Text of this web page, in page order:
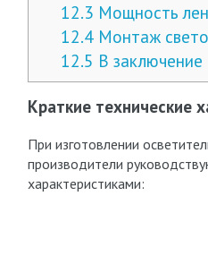
12.3 Мощность
12.4 Монтаж
12.5 В заключение
Краткие технические
При изготовлении
производители
характеристиками: